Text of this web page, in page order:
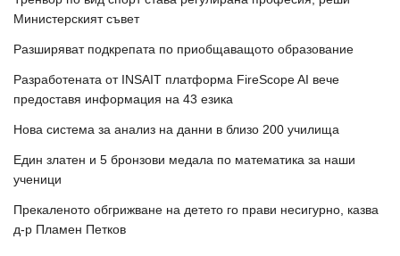
Министерският съвет
Разширяват подкрепата по приобщаващото образование
Разработената от INSAIT платформа FireScope AI вече
предоставя информация на 43 езика
Нова система за анализ на данни в близо 200 училища
Един златен и 5 бронзови медала по математика за наши
ученици
Прекаленото обгрижване на детето го прави несигурно, казва
д-р Пламен Петков